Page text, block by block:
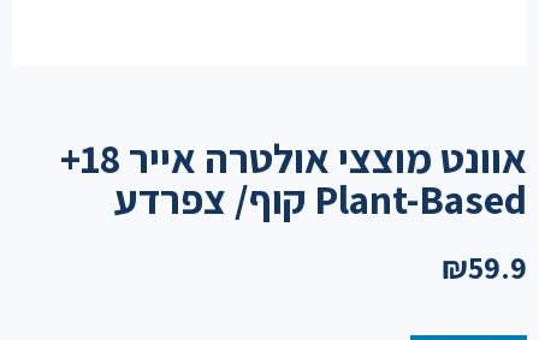
אוונט מוצצי אולטרה אייר 18+
Plant-Based קוף/ צפרדע
₪59.9